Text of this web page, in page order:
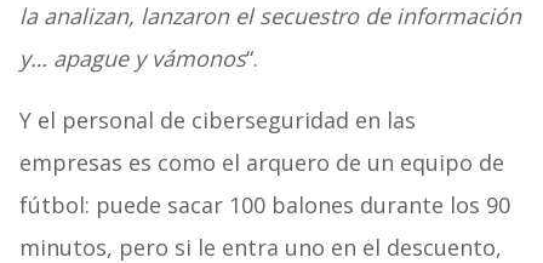
la analizan, lanzaron el secuestro de información
y… apague y vámonos“.
Y el personal de ciberseguridad en las
empresas es como el arquero de un equipo de
fútbol: puede sacar 100 balones durante los 90
minutos, pero si le entra uno en el descuento,